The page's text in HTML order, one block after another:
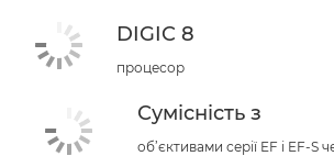
DIGIC 8
процесор
Сумісність з
об’єктивами серії EF і EF-S